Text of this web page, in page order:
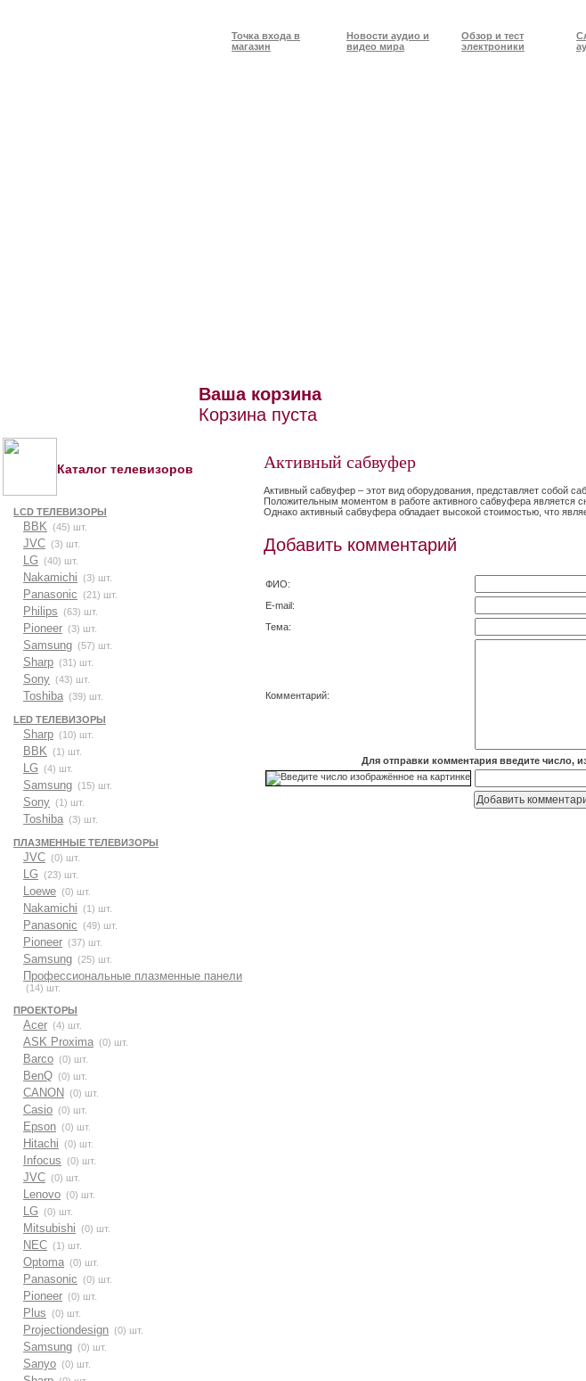
Точка входа в
магазин
Новости аудио и
видео мира
Обзор и тест
электроники
Ваша корзина
Корзина пуста
Каталог телевизоров
LCD ТЕЛЕВИЗОРЫ
BBK (45) шт.
JVC (3) шт.
LG (40) шт.
Nakamichi (3) шт.
Panasonic (21) шт.
Philips (63) шт.
Pioneer (3) шт.
Samsung (57) шт.
Sharp (31) шт.
Sony (43) шт.
Toshiba (39) шт.
LED ТЕЛЕВИЗОРЫ
Sharp (10) шт.
BBK (1) шт.
LG (4) шт.
Samsung (15) шт.
Sony (1) шт.
Toshiba (3) шт.
ПЛАЗМЕННЫЕ ТЕЛЕВИЗОРЫ
JVC (0) шт.
LG (23) шт.
Loewe (0) шт.
Nakamichi (1) шт.
Panasonic (49) шт.
Pioneer (37) шт.
Samsung (25) шт.
Профессиональные плазменные панели
(14) шт.
ПРОЕКТОРЫ
Acer (4) шт.
ASK Proxima (0) шт.
Barco (0) шт.
BenQ (0) шт.
CANON (0) шт.
Casio (0) шт.
Epson (0) шт.
Hitachi (0) шт.
Infocus (0) шт.
JVC (0) шт.
Lenovo (0) шт.
LG (0) шт.
Mitsubishi (0) шт.
NEC (1) шт.
Optoma (0) шт.
Panasonic (0) шт.
Pioneer (0) шт.
Plus (0) шт.
Projectiondesign (0) шт.
Samsung (0) шт.
Sanyo (0) шт.
Активный сабвуфер
Активный сабвуфер – этот вид оборудования, представляет собой
Положительным моментом в работе активного сабвуфера является
Однако активный сабвуфера обладает высокой стоимостью, что
Добавить комментарий
ФИО:
E-mail:
Тема:
Комментарий:
Для отправки комментария введите число,